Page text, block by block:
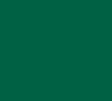
nouvelle fenêtre)